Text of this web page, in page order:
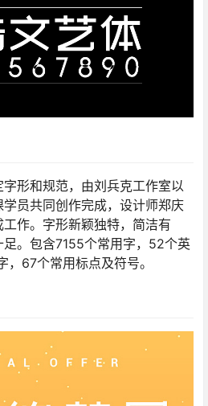
形和规范，由刘兵克工作室以
员共同创作完成，设计师郑庆
作。字形新颖独特，简洁有
。包含7155个常用字，52个英
67个常用标点及符号。